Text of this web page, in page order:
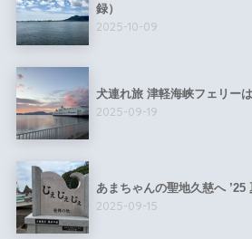
録）
2025-10-09
犬連れ旅 津軽海峡フェリー
2025-09-19
あまちゃんの聖地久慈へ ’25
2025-09-15